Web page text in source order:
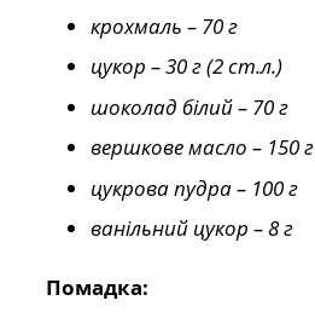
крохмаль – 70 г
цукор – 30 г (2 ст.л.)
шоколад білий – 70 г
вершкове масло – 150 г
цукрова пудра – 100 г
ванільний цукор – 8 г
Помадка: